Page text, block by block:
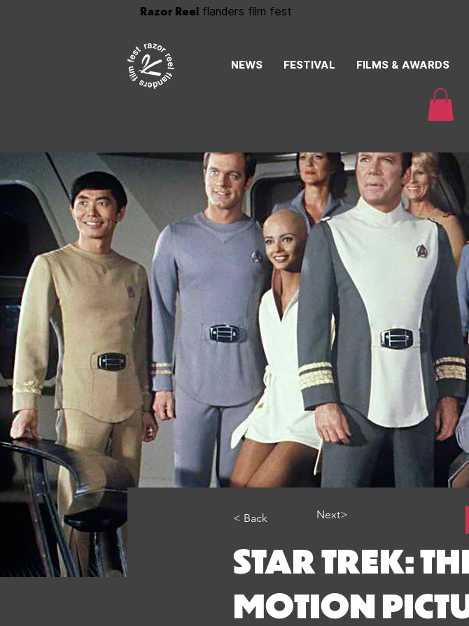
flanders film fest
Razor Reel
NEWS FESTIVAL FILMS & AWARDS
< Back Next>
STAR TREK:
MOTION